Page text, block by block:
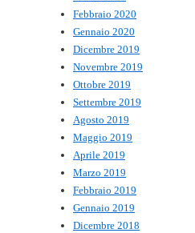
Febbraio 2020
Gennaio 2020
Dicembre 2019
Novembre 2019
Ottobre 2019
Settembre 2019
Agosto 2019
Maggio 2019
Aprile 2019
Marzo 2019
Febbraio 2019
Gennaio 2019
Dicembre 2018